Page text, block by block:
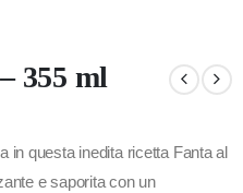
355 ml
in questa inedita ricetta Fanta al
e saporita con un